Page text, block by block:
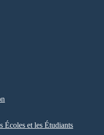
Écoles et les Étudiants